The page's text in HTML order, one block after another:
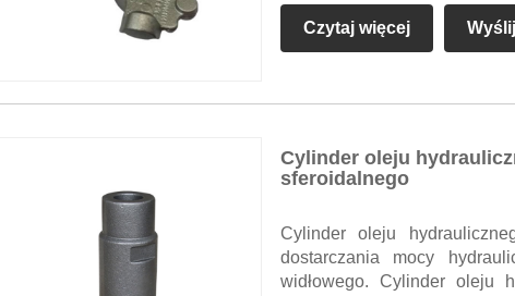
Czytaj więcej
Cylinder oleju
sferoidalnego
Cylinder oleju
dostarczania mocy
widłowego. Cylinder oleju